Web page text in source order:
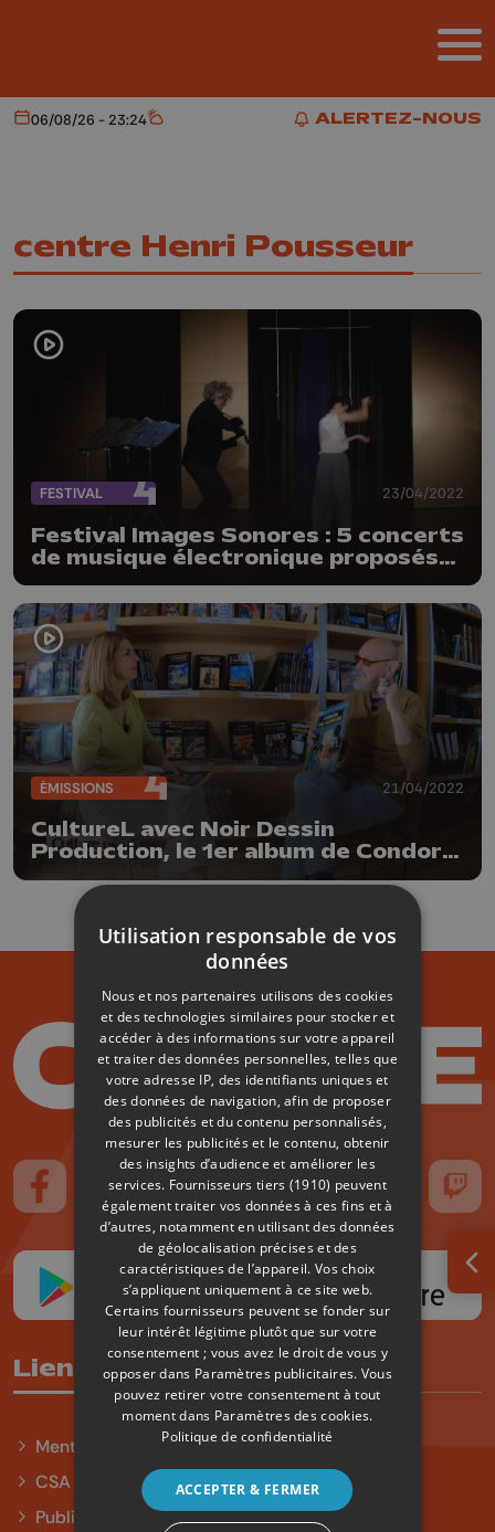
ALERTEZ-NOUS
ALERTEZ-NOUS
Aujourd'hui
06/08/26 - 23:24 Météo
centre Henri Pousseur
FESTIVAL 23/04/2022
Festival Images Sonores : 5 concerts
de musique électronique proposés
par le Centre Henri Pousseur
ÉMISSIONS 21/04/2022
CultureL avec Noir Dessin
Production, le 1er album de Condore
et le festival Images Sonores
Suivez-nous sur FaceBook
Suivez-nous sur Instagram
Suivez-nous sur TikTok
Suivez-nous sur YouTube
Suivez-nous
Liens utiles
Mentions légales
CSA
Publicité
Utilisation responsable de vos
données
Nous et nos partenaires utilisons des cookies
et des technologies similaires pour stocker et
accéder à des informations sur votre appareil
et traiter des données personnelles, telles que
votre adresse IP, des identifiants uniques et
des données de navigation, afin de proposer
des publicités et du contenu personnalisés,
mesurer les publicités et le contenu, obtenir
des insights d’audience et améliorer les
services. Fournisseurs tiers (1910) peuvent
également traiter vos données à ces fins et à
d’autres, notamment en utilisant des données
de géolocalisation précises et des
caractéristiques de l’appareil. Vos choix
s’appliquent uniquement à ce site web.
Certains fournisseurs peuvent se fonder sur
leur intérêt légitime plutôt que sur votre
consentement ; vous avez le droit de vous y
opposer dans Paramètres publicitaires. Vous
pouvez retirer votre consentement à tout
moment dans Paramètres des cookies.
Politique de confidentialité
ACCEPTER & FERMER